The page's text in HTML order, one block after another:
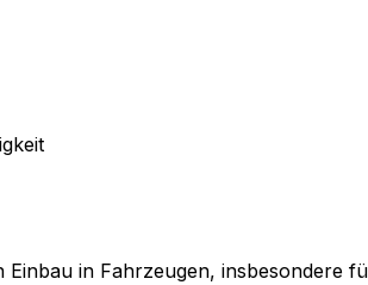
in Fahrzeugen, insbesondere